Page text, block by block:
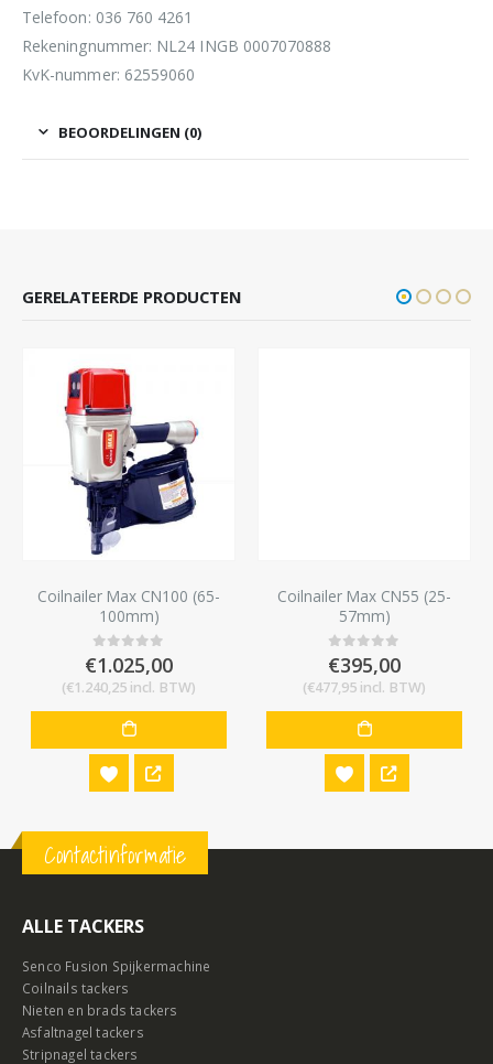
Telefoon: 036 760 4261
Rekeningnummer: NL24 INGB 0007070888
KvK-nummer: 62559060
BEOORDELINGEN (0)
GERELATEERDE PRODUCTEN
Coilnailer Max CN100 (65-
100mm)
0out of 5
€1.025,00
(€1.240,25 incl. BTW)
Coilnailer Max CN55 (25-
57mm)
0out of 5
€395,00
(€477,95 incl. BTW)
Contactinformatie
ALLE TACKERS
Senco Fusion Spijkermachine
Coilnails tackers
Nieten en brads tackers
Asfaltnagel tackers
Stripnagel tackers